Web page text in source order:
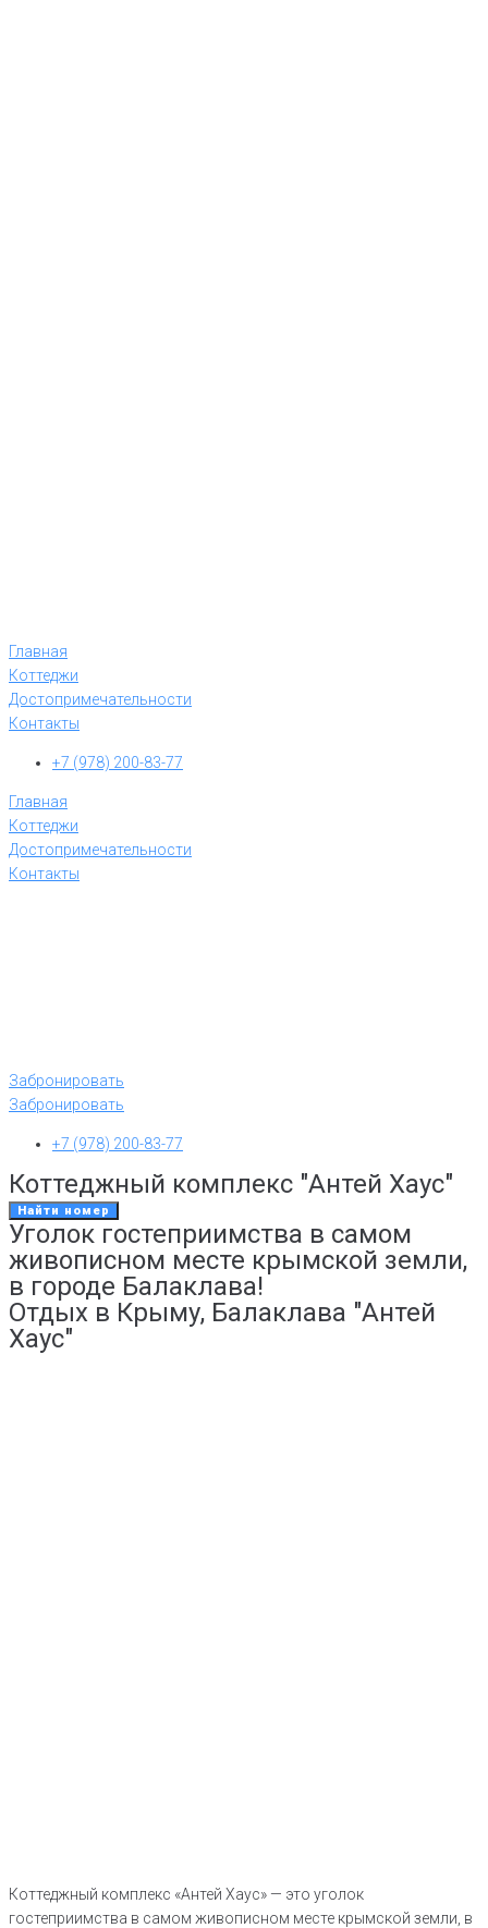
Главная
Коттеджи
Достопримечательности
Контакты
+7 (978) 200-83-77
Главная
Коттеджи
Достопримечательности
Контакты
Забронировать
Забронировать
+7 (978) 200-83-77
Коттеджный комплекс "Антей Хаус"
Найти номер
Уголок гостеприимства в самом
живописном месте крымской земли,
в городе Балаклава!
Отдых в Крыму, Балаклава "Антей
Хаус"
Коттеджный комплекс «Антей Хаус» — это уголок
гостеприимства в самом живописном месте крымской земли, в